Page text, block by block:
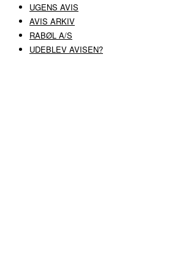
UGENS AVIS
AVIS ARKIV
RABØL A/S
UDEBLEV AVISEN?